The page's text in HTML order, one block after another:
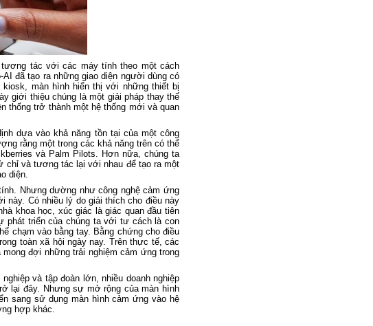
tác với các máy tính theo một cách
đã tạo ra những giao diện người dùng có
màn hình hiển thị với những thiết bị
giới thiệu chúng là một giải pháp thay thế
thống trở thành một hệ thống mới và quan
dựa vào khả năng tồn tại của một công
rằng một trong các khả năng trên có thể
và Palm Pilots. Hơn nữa, chúng ta
chỉ và tương tác lại với nhau để tạo ra một
diện.
Nhưng dường như công nghệ cảm ứng
này. Có nhiều lý do giải thích cho điều này
khoa học, xúc giác là giác quan đầu tiên
phát triển của chúng ta với tư cách là con
chạm vào bằng tay. Bằng chứng cho điều
toàn xã hội ngày nay. Trên thực tế, các
đợi những trải nghiệm cảm ứng trong
và tập đoàn lớn, nhiều doanh nghiệp
lại đây. Nhưng sự mở rộng của màn hình
sang sử dụng màn hình cảm ứng vào hệ
hợp khác.